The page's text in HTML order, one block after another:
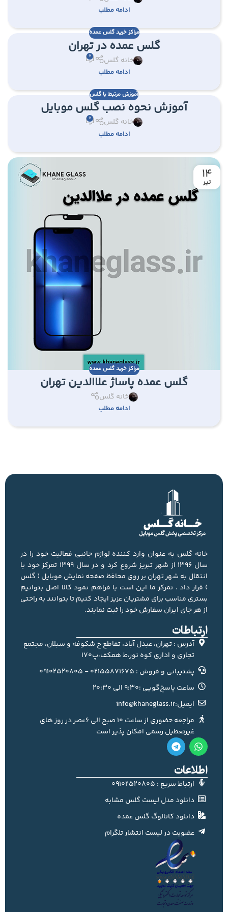
ادامه مطلب
مراکز خرید گلس عمده
گلس عمده در تهران
خانه گلس 0
ادامه مطلب
آموزش مرتبط با گلس
آموزش نحوه نصب گلس موبایل
خانه گلس 0
ادامه مطلب
14
تیر
مراکز خرید گلس عمده
گلس عمده پاساژ علاالدین تهران
خانه گلس
ادامه مطلب
خانه گلس به عنوان وارد کننده لوازم جانبی فعالیت خود را در
سال 1396 از شهر تبریز شروع کرد و در سال 1399 تمرکز خود با
انتقال به شهر تهران بر روی محافظ صفحه نمایش موبایل ( گلس
) قرار داد . تمرکز ما این است با فراهم نمود کالا اصل بتوانیم
بستری مناسب برای مشتریان عزیز ایجاد کنیم تا بتوانند به راحتی
از هر جای ایران سفارش خود را ثبت نمایند.
ارتباطات
آدرس : تهران، عبدل آباد، تقاطع خ شکوفه و سبلان، مجتمع
تجاری و اداری کوه نور،ط همکف،پ170
پشتیبانی و فروش : 02155871675 - 09102520805
ساعت پاسخ‌گویی :9:30 الی 20:30
ایمیل:info@khaneglass.ir
مراجعه حضوری از ساعت 10 صبح الی 6عصر در روز های
غیرتعطیل رسمی امکان پذیر است
اطلاعات
ارتباط سریع : 09102520805
دانلود مدل لیست گلس مشابه
دانلود کاتالوگ گلس عمده
عضویت در لیست انتشار تلگرام